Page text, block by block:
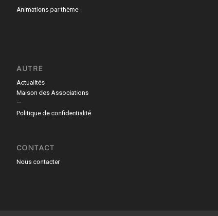
Animations par thème
AUTRE
Actualités
Maison des Associations
—
Politique de confidentialité
CONTACT
Nous contacter